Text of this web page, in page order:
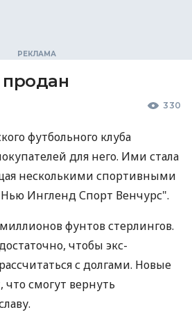
330
футбольного клуба
для него. Ими стала
несколькими спортивными
Ингленд Спорт Венчурс".
фунтов стерлингов.
чтобы экс-
с долгами. Новые
смогут вернуть